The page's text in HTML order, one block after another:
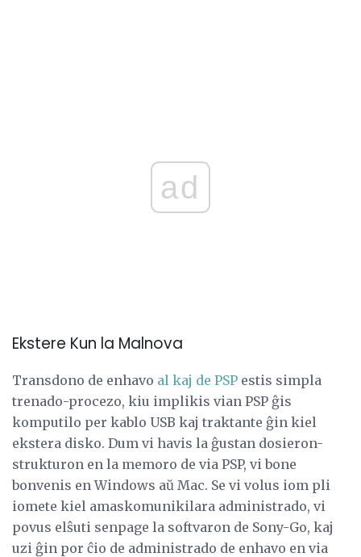
ad
Ekstere Kun la Malnova
Transdono de enhavo al kaj de PSP estis simpla
trenado-procezo, kiu implikis vian PSP ĝis
komputilo per kablo USB kaj traktante ĝin kiel
ekstera disko. Dum vi havis la ĝustan dosieron-
strukturon en la memoro de via PSP, vi bone
bonvenis en Windows aŭ Mac. Se vi volus iom pli
iomete kiel amaskomunikilara administrado, vi
povus elŝuti senpage la softvaron de Sony-Go, kaj
uzi ĝin por ĉio de administrado de enhavo en via